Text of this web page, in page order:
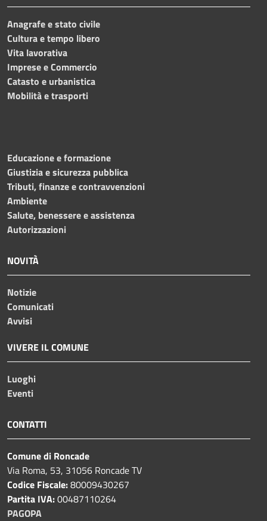
Anagrafe e stato civile
Cultura e tempo libero
Vita lavorativa
Imprese e Commercio
Catasto e urbanistica
Mobilità e trasporti
Educazione e formazione
Giustizia e sicurezza pubblica
Tributi, finanze e contravvenzioni
Ambiente
Salute, benessere e assistenza
Autorizzazioni
NOVITÀ
Notizie
Comunicati
Avvisi
VIVERE IL COMUNE
Luoghi
Eventi
CONTATTI
Comune di Roncade
Via Roma, 53, 31056 Roncade TV
Codice Fiscale:80009430267
Partita IVA:00487110264
PAGOPA